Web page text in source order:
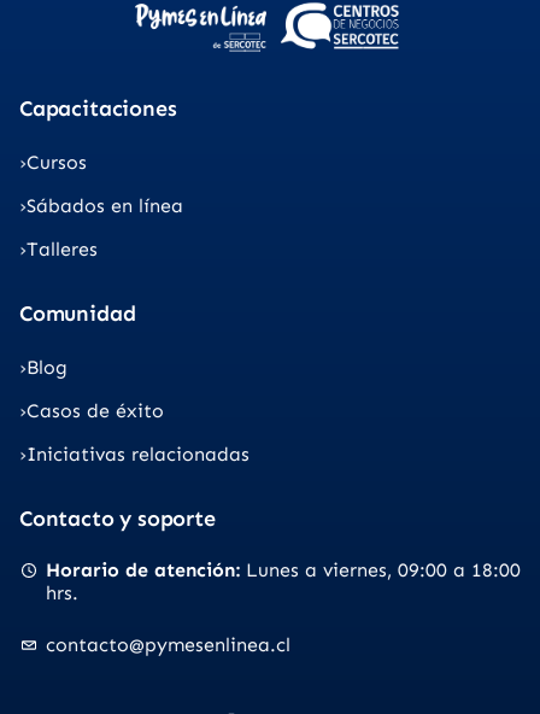
Capacitaciones
Cursos
Sábados en línea
Talleres
Comunidad
Blog
Casos de éxito
Iniciativas relacionadas
Contacto y soporte
Horario de atención Lunes a viernes 09:00 a 18:00
hrs.
contacto@pymesenlinea.cl